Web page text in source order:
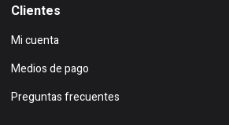
Clientes
Mi cuenta
Medios de pago
Preguntas frecuentes